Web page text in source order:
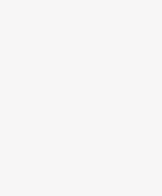
ェックインのお
・西葛西店の施
・マシンエリアな
・月会費会員の
おります。翌月